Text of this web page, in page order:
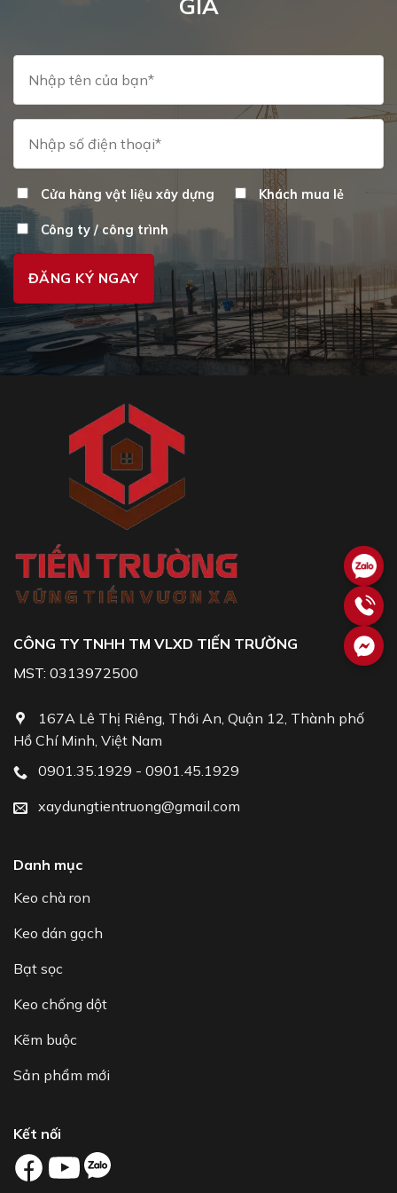
GIÁ
Cửa hàng vật liệu xây dựng Khách mua lẻ
Công ty / công trình
CÔNG TY TNHH TM VLXD TIẾN TRƯỜNG
MST: 0313972500
167A Lê Thị Riêng, Thới An, Quận 12, Thành phố
Hồ Chí Minh, Việt Nam
0901.35.1929 - 0901.45.1929
xaydungtientruong@gmail.com
Danh mục
Keo chà ron
Keo dán gạch
Bạt sọc
Keo chống dột
Kẽm buộc
Sản phẩm mới
Kết nối